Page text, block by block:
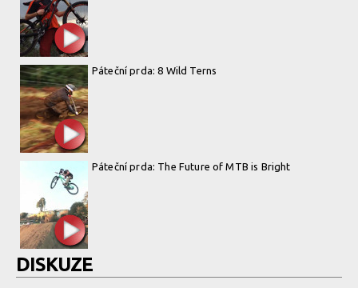
Páteční prda: 8 Wild Terns
Páteční prda: The Future of MTB is Bright
DISKUZE